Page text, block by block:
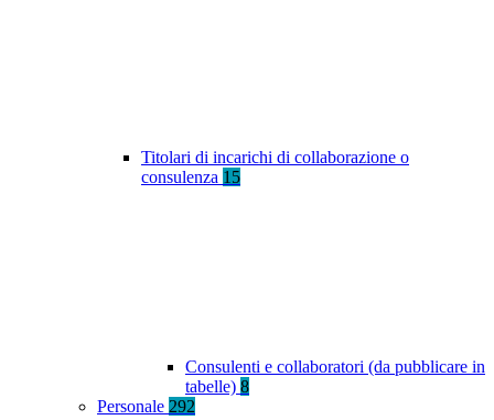
Titolari di incarichi di collaborazione o
consulenza 15
Consulenti e collaboratori (da pubblicare in
tabelle) 8
Personale 292